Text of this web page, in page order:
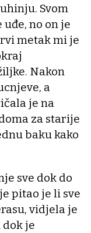
Svom
no on je
metak mi je
Nakon
a
je na
za starije
baku kako
sve dok do
pitao je li sve
vidjela je
je